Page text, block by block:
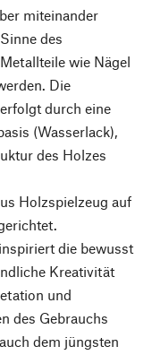
miteinander
des
wie Nägel
Die
durch eine
(Wasserlack),
des Holzes
Holzspielzeug auf
die bewusst
Kreativität
und
des Gebrauchs
dem jüngsten